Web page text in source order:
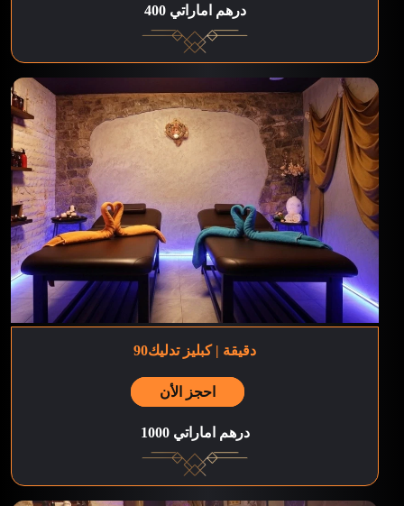
400 درهم اماراتي
90دقيقة | كبليز تدليك
احجز الأن
1000 درهم اماراتي